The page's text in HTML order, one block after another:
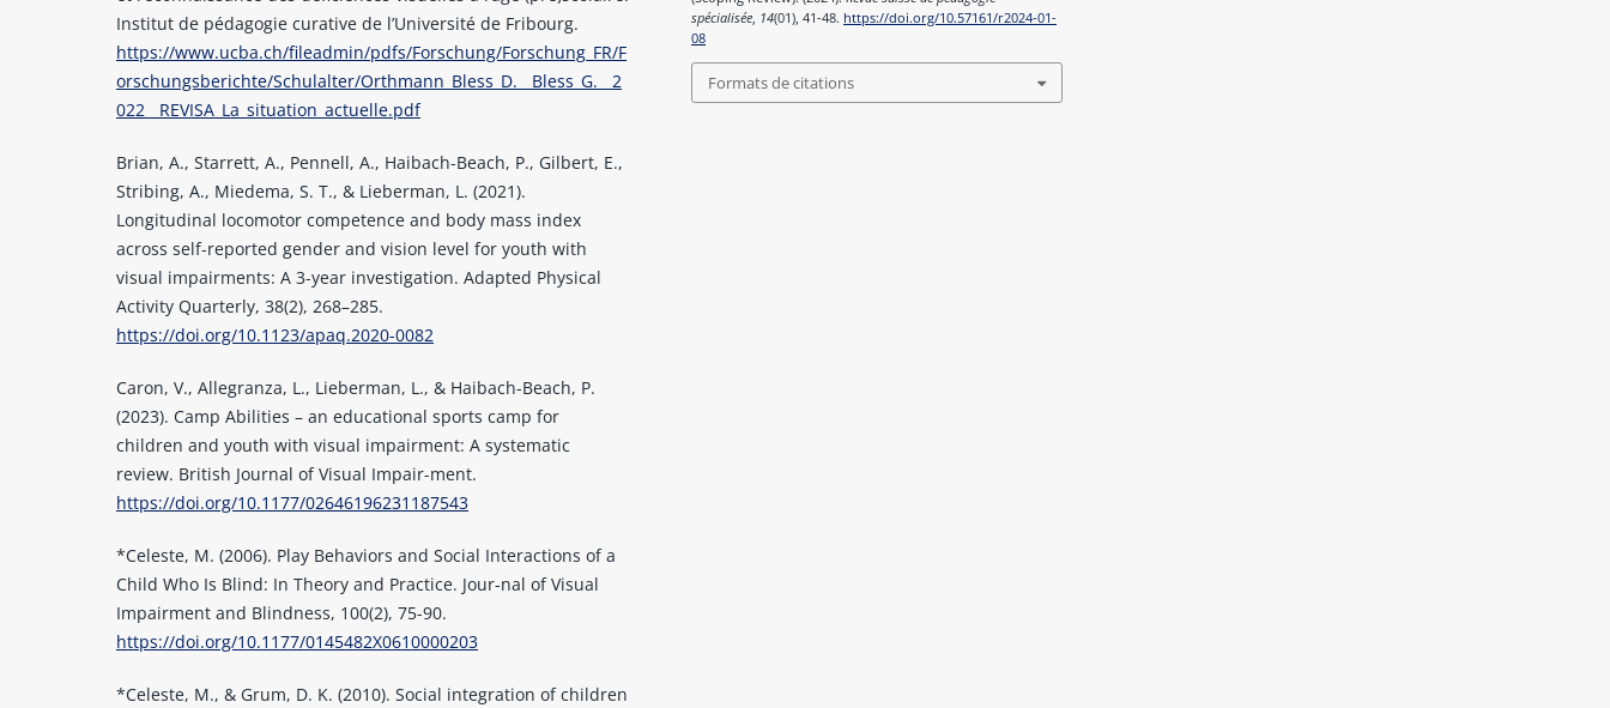
Institut de pédagogie curative de l’Université de Fribourg.
https://www.ucba.ch/fileadmin/pdfs/Forschung/Forschung_FR/F
orschungsberichte/Schulalter/Orthmann_Bless_D.__Bless_G.__2
022__REVISA_La_situation_actuelle.pdf
Brian, A., Starrett, A., Pennell, A., Haibach-Beach, P., Gilbert, E.,
Stribing, A., Miedema, S. T., & Lieberman, L. (2021).
Longitudinal locomotor competence and body mass index
across self-reported gender and vision level for youth with
visual impairments: A 3-year investigation. Adapted Physical
Activity Quarterly, 38(2), 268–285.
https://doi.org/10.1123/apaq.2020-0082
Caron, V., Allegranza, L., Lieberman, L., & Haibach-Beach, P.
(2023). Camp Abilities – an educational sports camp for
children and youth with visual impairment: A systematic
review. British Journal of Visual Impair-ment.
https://doi.org/10.1177/02646196231187543
*Celeste, M. (2006). Play Behaviors and Social Interactions of a
Child Who Is Blind: In Theory and Practice. Jour-nal of Visual
Impairment and Blindness, 100(2), 75-90.
https://doi.org/10.1177/0145482X0610000203
*Celeste, M., & Grum, D. K. (2010). Social integration of children
spécialisée, 14(01), 41-48. https://doi.org/10.57161/r2024-01-
08
Formats de citations